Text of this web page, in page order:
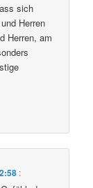
sich
Herren
Herren, am
: